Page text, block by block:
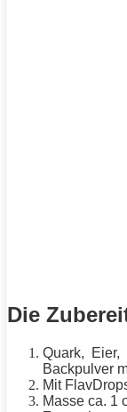
Die
Quark, Eier,
Backpulver
Mit
Masse ca. 1